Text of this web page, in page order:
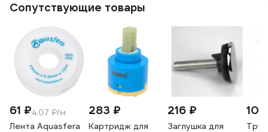
Сопутствующие товары
61 ₽4.07 ₽/м
Лента Aquasfera
283 ₽
Картридж для
216 ₽
Заглушка для